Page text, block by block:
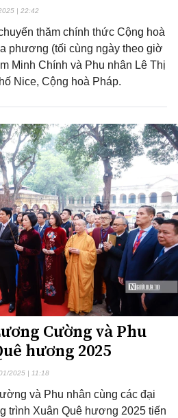
| 22:42
thăm chính thức Cộng hoà
phương (tối cùng ngày theo giờ
Minh Chính và Phu nhân Lê Thị
Nice, Cộng hoà Pháp.
Cường và Phu
hương 2025
2025 | 11:18
và Phu nhân cùng các đại
trình Xuân Quê hương 2025 tiến